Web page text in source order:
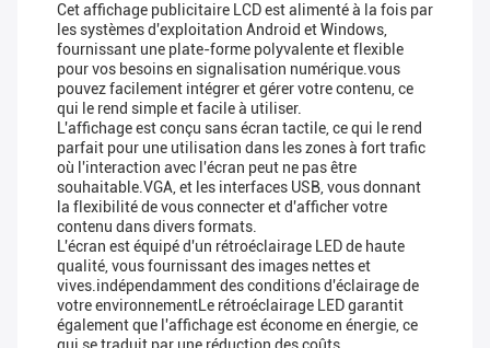
Cet affichage publicitaire LCD est alimenté à la fois par
les systèmes d'exploitation Android et Windows,
fournissant une plate-forme polyvalente et flexible
pour vos besoins en signalisation numérique.vous
pouvez facilement intégrer et gérer votre contenu, ce
qui le rend simple et facile à utiliser.
L'affichage est conçu sans écran tactile, ce qui le rend
parfait pour une utilisation dans les zones à fort trafic
où l'interaction avec l'écran peut ne pas être
souhaitable.VGA, et les interfaces USB, vous donnant
la flexibilité de vous connecter et d'afficher votre
contenu dans divers formats.
L'écran est équipé d'un rétroéclairage LED de haute
qualité, vous fournissant des images nettes et
vives.indépendamment des conditions d'éclairage de
votre environnementLe rétroéclairage LED garantit
également que l'affichage est économe en énergie, ce